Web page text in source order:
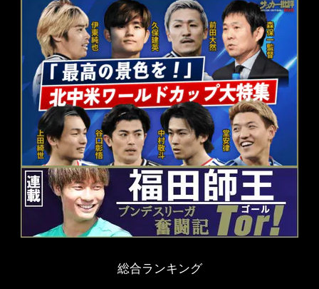
総合ランキング